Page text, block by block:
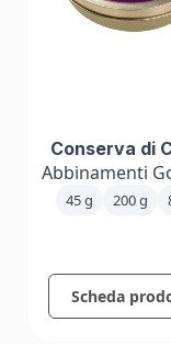
Conserva di
Abbinamenti
45 g 200 g
Scheda